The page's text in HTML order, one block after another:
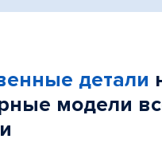
детали
модели